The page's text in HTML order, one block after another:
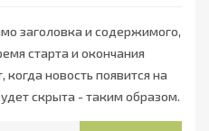
заголовка и содержимого,
старта и окончания
новость появится на
скрыта - таким образом.